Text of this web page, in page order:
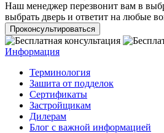
Наш менеджер перезвонит вам в
выбрать дверь и ответит на любые
Проконсультироваться
Информация
Терминология
Зашита от подделок
Сертификаты
Застройщикам
Дилерам
Блог с важной информацией